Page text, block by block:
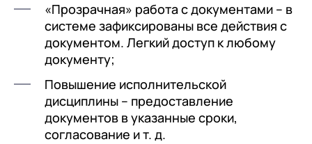
«Прозрачная» работа с документами – в
системе зафиксированы все действия с
документом. Легкий доступ к любому
документу;
Повышение исполнительской
дисциплины – предоставление
документов в указанные сроки,
согласование и т. д.